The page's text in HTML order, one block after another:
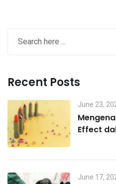
Recent Posts
June 23,
Effect
June 17,